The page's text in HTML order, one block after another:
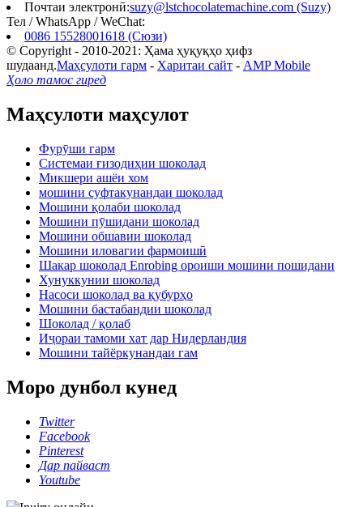
Почтаи электронӣ:suzy@lstchocolatemachine.com (Suzy)
Тел / WhatsApp / WeChat:
0086 15528001618 (Сюзи)
© Copyright - 2010-2021: Ҳама ҳуқуқҳо ҳифз
шудаанд.Маҳсулоти гарм - Харитаи сайт - AMP Mobile
Ҳоло тамос гиред
Маҳсулоти маҳсулот
Фурӯши гарм
Системаи ғизодиҳии шоколад
Микшери ашёи хом
мошини суфтакунандаи шоколад
Мошини қолаби шоколад
Мошини пӯшидани шоколад
Мошини обшавии шоколад
Мошини иловагии фармоишӣ
Шакар шоколад Enrobing ороиши мошини пошидани
Хунуккунии шоколад
Насоси шоколад ва қубурҳо
Мошини бастабандии шоколад
Шоколад / қолаб
Иҷораи тамоми хат дар Нидерландия
Мошини тайёркунандаи гам
Моро дунбол кунед
Twitter
Facebook
Pinterest
Дар пайваст
Youtube